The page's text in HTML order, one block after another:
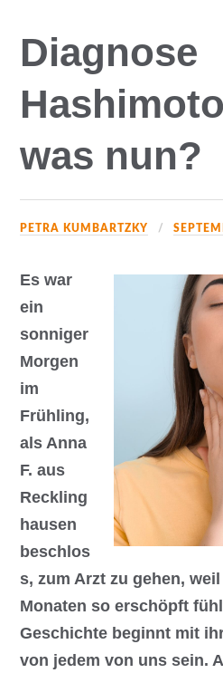
Diagnose
was nun?
PETRA KUMBARTZKY
Es war
ein
sonniger
Morgen
im
Frühling,
als Anna
F. aus
Reckling
hausen
beschlos
s, zum Arzt zu gehen,
Monaten so erschöpft
Geschichte beginnt mit
von jedem von uns sein.